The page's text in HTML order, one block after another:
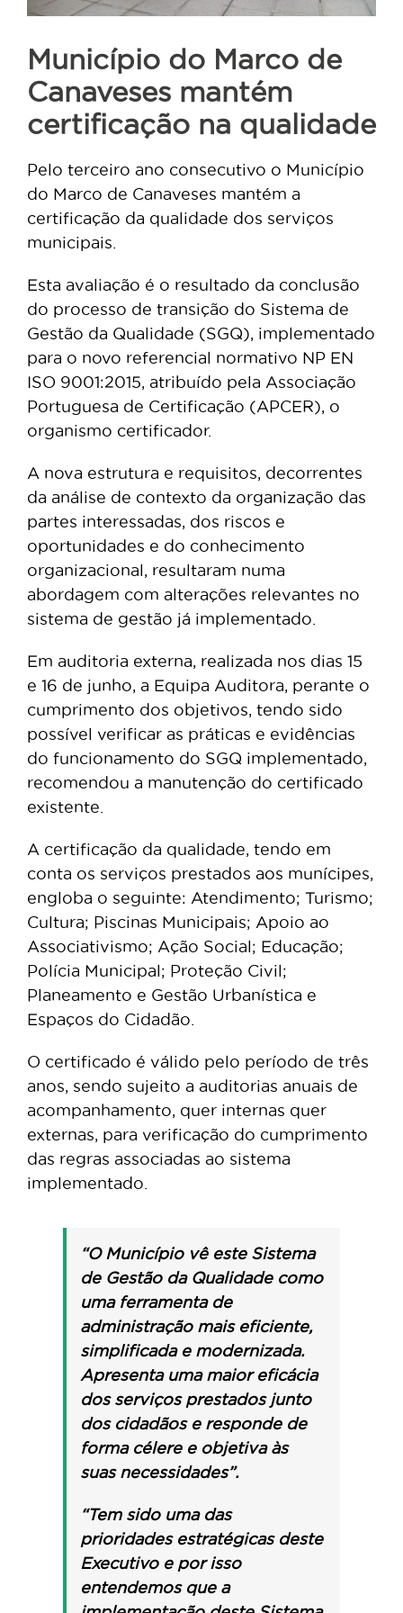
Município do Marco de
Canaveses mantém
certificação na qualidade
Pelo terceiro ano consecutivo o Município
do Marco de Canaveses mantém a
certificação da qualidade dos serviços
municipais.
Esta avaliação é o resultado da conclusão
do processo de transição do Sistema de
Gestão da Qualidade (SGQ), implementado
para o novo referencial normativo NP EN
ISO 9001:2015, atribuído pela Associação
Portuguesa de Certificação (APCER), o
organismo certificador.
A nova estrutura e requisitos, decorrentes
da análise de contexto da organização das
partes interessadas, dos riscos e
oportunidades e do conhecimento
organizacional, resultaram numa
abordagem com alterações relevantes no
sistema de gestão já implementado.
Em auditoria externa, realizada nos dias 15
e 16 de junho, a Equipa Auditora, perante o
cumprimento dos objetivos, tendo sido
possível verificar as práticas e evidências
do funcionamento do SGQ implementado,
recomendou a manutenção do certificado
existente.
A certificação da qualidade, tendo em
conta os serviços prestados aos munícipes,
engloba o seguinte: Atendimento; Turismo;
Cultura; Piscinas Municipais; Apoio ao
Associativismo; Ação Social; Educação;
Polícia Municipal; Proteção Civil;
Planeamento e Gestão Urbanística e
Espaços do Cidadão.
O certificado é válido pelo período de três
anos, sendo sujeito a auditorias anuais de
acompanhamento, quer internas quer
externas, para verificação do cumprimento
das regras associadas ao sistema
implementado.
“O Município vê este Sistema
de Gestão da Qualidade como
uma ferramenta de
administração mais eficiente,
simplificada e modernizada.
Apresenta uma maior eficácia
dos serviços prestados junto
dos cidadãos e responde de
forma célere e objetiva às
suas necessidades”.
“Tem sido uma das
prioridades estratégicas deste
Executivo e por isso
entendemos que a